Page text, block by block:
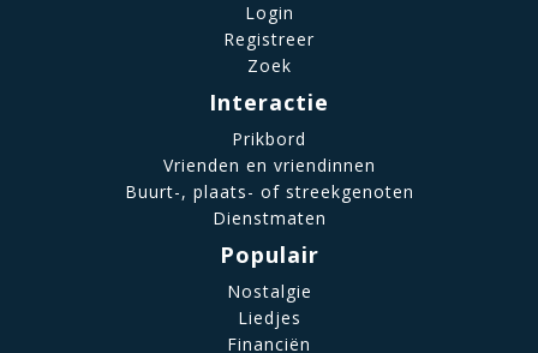
Login
Registreer
Zoek
Interactie
Prikbord
Vrienden en vriendinnen
Buurt-, plaats- of streekgenoten
Dienstmaten
Populair
Nostalgie
Liedjes
Financiën